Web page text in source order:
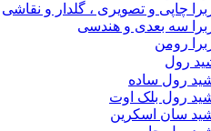
چاپی و تصویری ، گلدار و نقاشی
سه بعدی و هندسی
رومن
رول
رول ساده
رول بلک اوت
سان اسکرین